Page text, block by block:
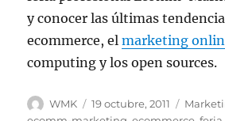
y conocer las últimas
ecommerce, elmarketing
computing y los open sources.
Autor
WMK
Publicado
19 octubre, 2011